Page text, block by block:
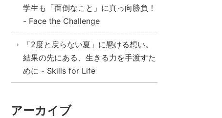
学生も「面倒なこと」に真っ向勝負！
- Face the Challenge
「2度と戻らない夏」に懸ける想い。
結果の先にある、生きる力を手渡すた
めに - Skills for Life
アーカイブ